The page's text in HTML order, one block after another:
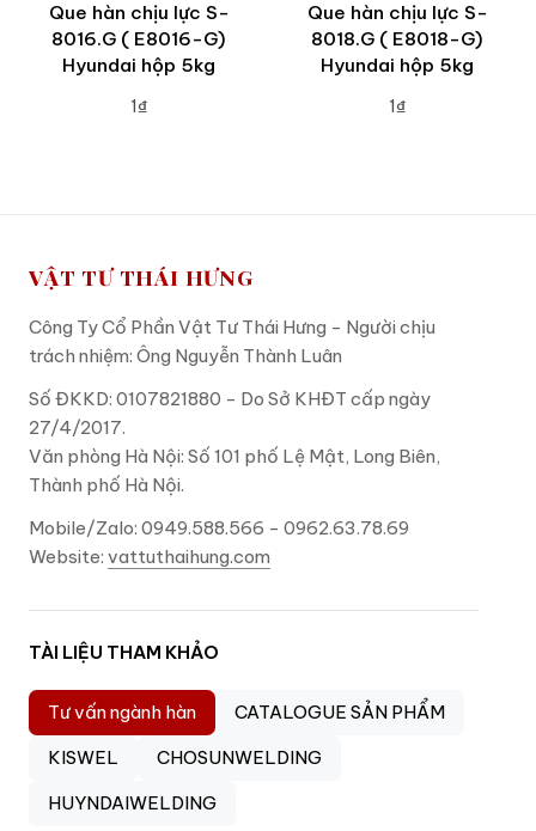
Que hàn chịu lực S-
8016.G ( E8016-G)
Hyundai hộp 5kg
1₫
Que hàn chịu lực S-
8018.G ( E8018-G)
Hyundai hộp 5kg
1₫
VẬT TƯ THÁI HƯNG
Công Ty Cổ Phần Vật Tư Thái Hưng - Người chịu
trách nhiệm: Ông Nguyễn Thành Luân
Số ĐKKD: 0107821880 - Do Sở KHĐT cấp ngày
27/4/2017.
Văn phòng Hà Nội: Số 101 phố Lệ Mật, Long Biên,
Thành phố Hà Nội.
Mobile/Zalo: 0949.588.566 - 0962.63.78.69
Website: vattuthaihung.com
TÀI LIỆU THAM KHẢO
Tư vấn ngành hàn
CATALOGUE SẢN PHẨM
KISWEL
CHOSUNWELDING
HUYNDAIWELDING